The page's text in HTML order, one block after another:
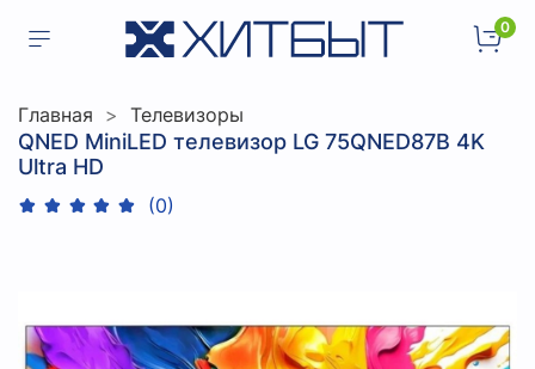
0
Главная Телевизоры
QNED MiniLED телевизор LG 75QNED87B 4K
Ultra HD
(0)